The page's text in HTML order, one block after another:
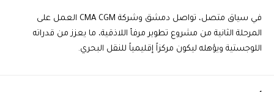
في سياق متصل، تواصل دمشق وشركة CMA CGM العمل على
المرحلة الثانية من مشروع تطوير مرفأ اللاذقية، ما يعزز من قدراته
اللوجستية ويؤهله ليكون مركزاً إقليمياً للنقل البحري.